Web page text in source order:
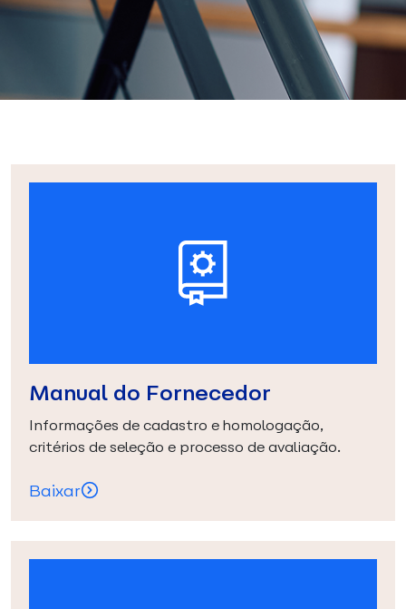
Manual do Fornecedor
Informações de cadastro e homologação,
critérios de seleção e processo de avaliação.
Baixar